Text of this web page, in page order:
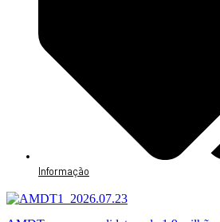
Informação